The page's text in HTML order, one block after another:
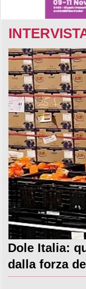
Dole Italia:
dalla forza